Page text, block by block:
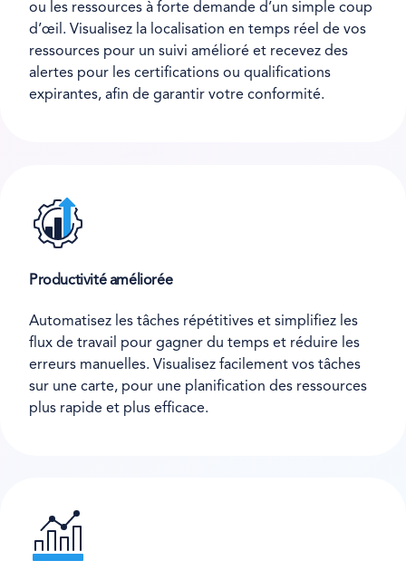
ou les ressources à forte demande d’un simple coup
d’œil. Visualisez la localisation en temps réel de vos
ressources pour un suivi amélioré et recevez des
alertes pour les certifications ou qualifications
expirantes, afin de garantir votre conformité.
Productivité améliorée
Automatisez les tâches répétitives et simplifiez les
flux de travail pour gagner du temps et réduire les
erreurs manuelles. Visualisez facilement vos tâches
sur une carte, pour une planification des ressources
plus rapide et plus efficace.